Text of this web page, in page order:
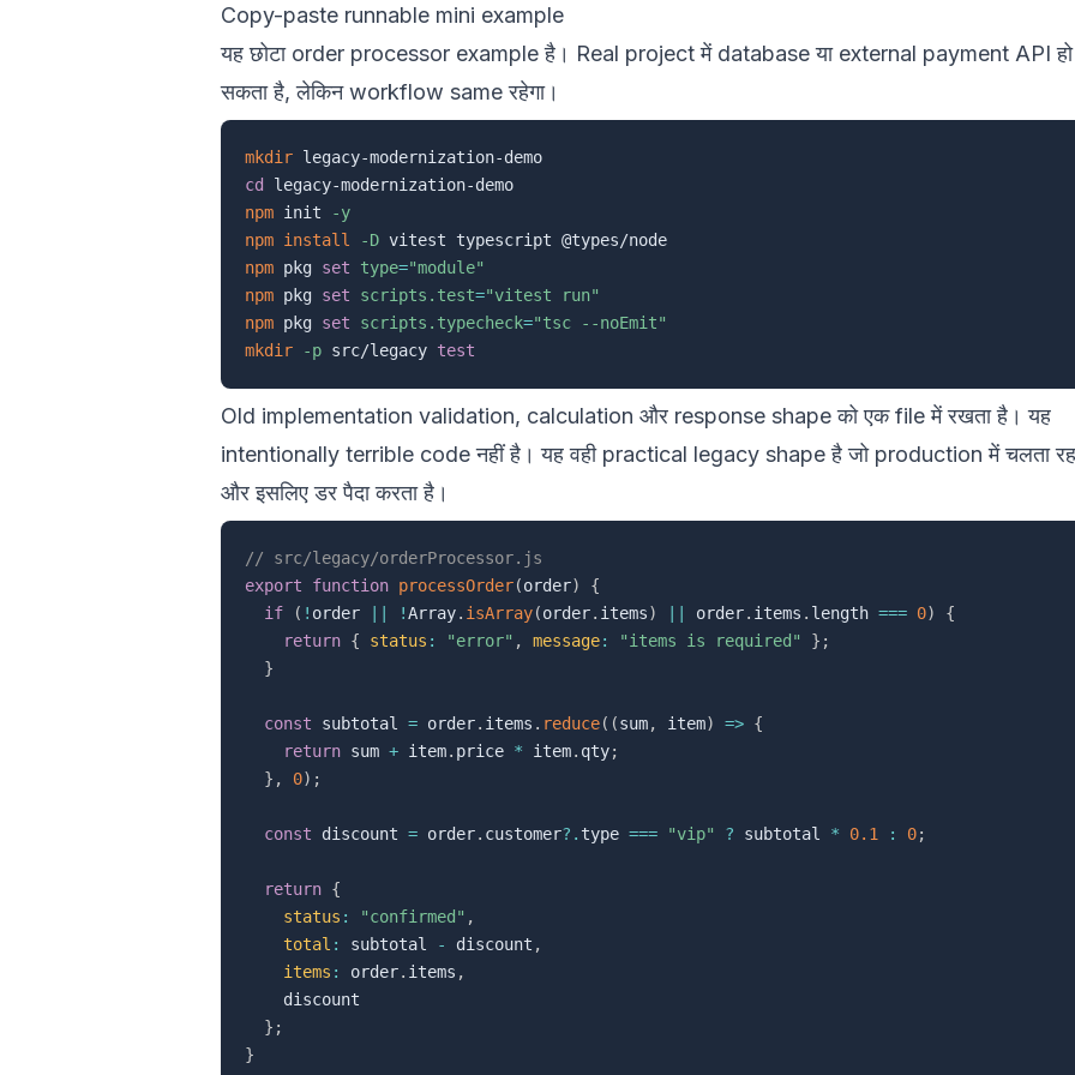
Copy-paste runnable mini example
यह छोटा order processor example है। Real project में database या external payment API हो
सकता है, लेकिन workflow same रहेगा।
mkdir
cd
npm init
-y
npm install -D
npm pkg set type="module"
npm pkg set scripts.test="vitest run"
npm pkg set scripts.typecheck="tsc --noEmit"
mkdir
-p src/legacy test
Old implementation validation, calculation और response shape को एक file में रखता है। यह
intentionally terrible code नहीं है। यह वही practical legacy shape है जो production में चलता
और इसलिए डर पैदा करता है।
// src/legacy/orderProcessor.js
export
function processOrder(order)
{
if
( ! order !Array. isArray(order. items) order. items . length === 0)
{
return { status : "error" , message: "items is required" } ;
}
const subtotal = order. items . reduce( (sum, item) => {
return sum + item. price * item. qty;
} , 0) ;
const discount = order. customer?. type === "vip" ? subtotal * 0.1 : 0;
return {
status : "confirmed" ,
total : subtotal - discount ,
items : order. items ,
    discount
} ;
}